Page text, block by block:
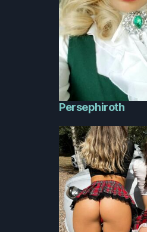
Persephiroth